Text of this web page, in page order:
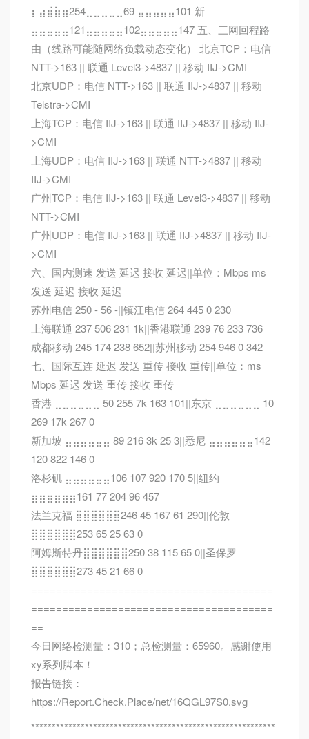
⡆⣴⣾⣷⣶254⣀⣀⣀⣀⣀69 ⣤⣤⣤⣤⣤101 新
⣤⣤⣤⣤⣤121⣤⣤⣤⣤⣤102⣤⣤⣤⣤⣤147 五、三网回程路
由（线路可能随网络负载动态变化） 北京TCP：电信
NTT->163 || 联通 Level3->4837 || 移动 IIJ->CMI
北京UDP：电信 NTT->163 || 联通 IIJ->4837 || 移动
Telstra->CMI
上海TCP：电信 IIJ->163 || 联通 IIJ->4837 || 移动 IIJ-
>CMI
上海UDP：电信 IIJ->163 || 联通 NTT->4837 || 移动
IIJ->CMI
广州TCP：电信 IIJ->163 || 联通 Level3->4837 || 移动
NTT->CMI
广州UDP：电信 IIJ->163 || 联通 IIJ->4837 || 移动 IIJ-
>CMI
六、国内测速 发送 延迟 接收 延迟||单位：Mbps ms
发送 延迟 接收 延迟
苏州电信 250 - 56 -||镇江电信 264 445 0 230
上海联通 237 506 231 1k||香港联通 239 76 233 736
成都移动 245 174 238 652||苏州移动 254 946 0 342
七、国际互连 延迟 发送 重传 接收 重传||单位：ms
Mbps 延迟 发送 重传 接收 重传
香港 ⣀⣀⣀⣀⣀⣀ 50 255 7k 163 101||东京 ⣀⣀⣀⣀⣀⣀ 10
269 17k 267 0
新加坡 ⣤⣤⣤⣤⣤⣤ 89 216 3k 25 3||悉尼 ⣤⣤⣤⣤⣤⣤142
120 822 146 0
洛杉矶 ⣤⣤⣤⣤⣤⣤106 107 920 170 5||纽约
⣶⣶⣶⣶⣶⣶161 77 204 96 457
法兰克福 ⣿⣿⣿⣿⣿⣿246 45 167 61 290||伦敦
⣿⣿⣿⣿⣿⣿253 65 25 63 0
阿姆斯特丹⣿⣿⣿⣿⣿⣿250 38 115 65 0||圣保罗
⣿⣿⣿⣿⣿⣿273 45 21 66 0
=======================================
=======================================
==
今日网络检测量：310；总检测量：65960。感谢使用
xy系列脚本！
报告链接：
https://Report.Check.Place/net/16QGL97S0.svg
***********************************************************